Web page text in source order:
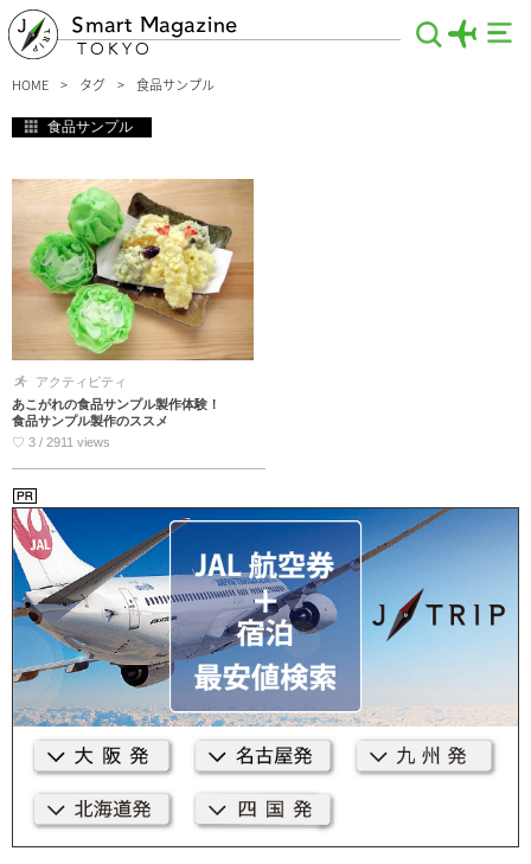
Smart Magazine
TOKYO
HOME タグ 食品サンプル
食品サンプル
アクティビティ
あこがれの食品サンプル製作体験！
食品サンプル製作のススメ
♡ 3 / 2911 views